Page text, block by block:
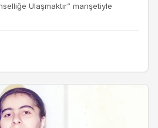
Ulaşmaktır” manşetiyle